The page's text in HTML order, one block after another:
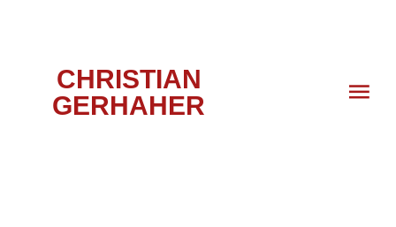
CHRISTIAN
GERHAHER